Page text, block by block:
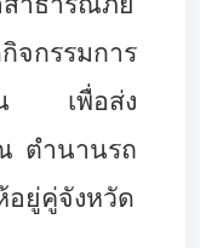
กรรมการ
น เพื่อส่ง
ตำนานรถ
ยู่คู่จังหวัด